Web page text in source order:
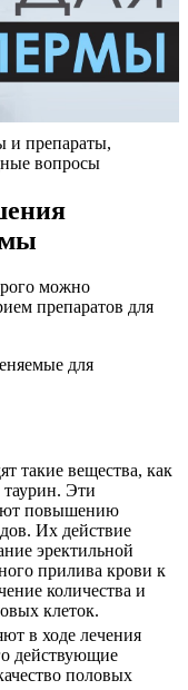
и препараты,
вопросы
можно
препаратов для
для
такие вещества, как
Эти
повышению
Их действие
эректильной
прилива крови к
количества и
клеток.
в ходе лечения
действующие
половых